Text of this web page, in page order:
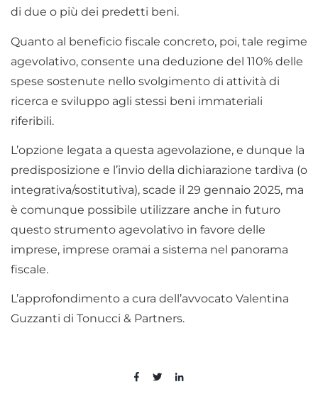
di due o più dei predetti beni.
Quanto al beneficio fiscale concreto, poi, tale regime
agevolativo, consente una deduzione del 110% delle
spese sostenute nello svolgimento di attività di
ricerca e sviluppo agli stessi beni immateriali
riferibili.
L’opzione legata a questa agevolazione, e dunque la
predisposizione e l’invio della dichiarazione tardiva (o
integrativa/sostitutiva), scade il 29 gennaio 2025, ma
è comunque possibile utilizzare anche in futuro
questo strumento agevolativo in favore delle
imprese, imprese oramai a sistema nel panorama
fiscale.
L’approfondimento a cura dell’avvocato Valentina
Guzzanti di Tonucci & Partners.